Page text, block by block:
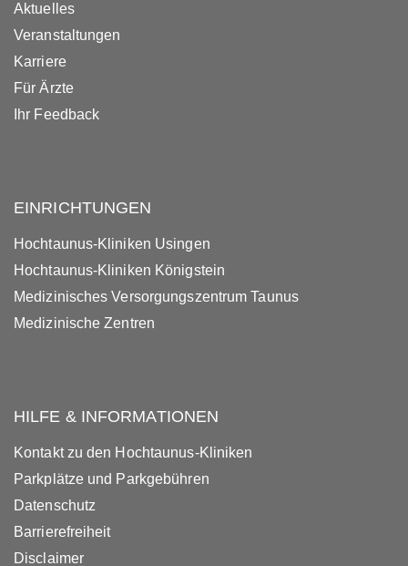
Aktuelles
Veranstaltungen
Karriere
Für Ärzte
Ihr Feedback
EINRICHTUNGEN
Hochtaunus-Kliniken Usingen
Hochtaunus-Kliniken Königstein
Medizinisches Versorgungszentrum Taunus
Medizinische Zentren
HILFE & INFORMATIONEN
Kontakt zu den Hochtaunus-Kliniken
Parkplätze und Parkgebühren
Datenschutz
Barrierefreiheit
Disclaimer